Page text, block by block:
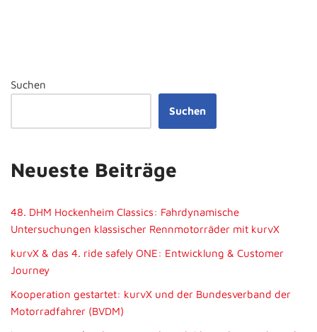
Suchen
Suchen
Neueste Beiträge
48. DHM Hockenheim Classics: Fahrdynamische
Untersuchungen klassischer Rennmotorräder mit kurvX
kurvX & das 4. ride safely ONE: Entwicklung & Customer
Journey
Kooperation gestartet: kurvX und der Bundesverband der
Motorradfahrer (BVDM)